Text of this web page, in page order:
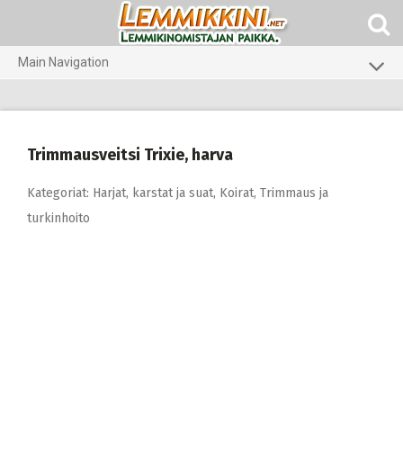
Main Navigation
Pieneläimet
Trimmausveitsi Trixie, harva
Kategoriat: Harjat, karstat ja suat, Koirat, Trimmaus ja
turkinhoito